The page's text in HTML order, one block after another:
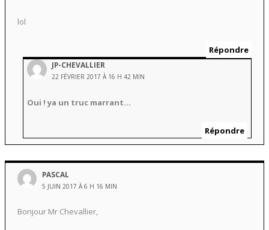
lol
Répondre
JP-CHEVALLIER
22 FÉVRIER 2017 À 16 H 42 MIN
Oui ! ya un truc marrant…
Répondre
PASCAL
5 JUIN 2017 À 6 H 16 MIN
Bonjour Mr Chevallier,